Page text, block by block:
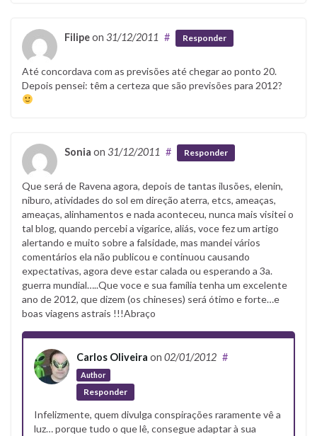
Filipeon 31/12/2011 # Responder
Até concordava com as previsões até chegar ao ponto 20.
Depois pensei: têm a certeza que são previsões para 2012?
Sonia on 31/12/2011 # Responder
Que será de Ravena agora, depois de tantas ilusões, elenin,
niburo, atividades do sol em direção aterra, etcs, ameaças,
ameaças, alinhamentos e nada aconteceu, nunca mais visitei o
tal blog, quando percebi a vigarice, aliás, voce fez um artigo
alertando e muito sobre a falsidade, mas mandei vários
comentários ela não publicou e continuou causando
expectativas, agora deve estar calada ou esperando a 3a.
guerra mundial…..Que voce e sua família tenha um excelente
ano de 2012, que dizem (os chineses) será ótimo e forte…e
boas viagens astrais !!!Abraço
Carlos Oliveira on 02/01/2012
Author
#
Responder
Infelizmente, quem divulga conspirações raramente vê a
luz… porque tudo o que lê, consegue adaptar à sua